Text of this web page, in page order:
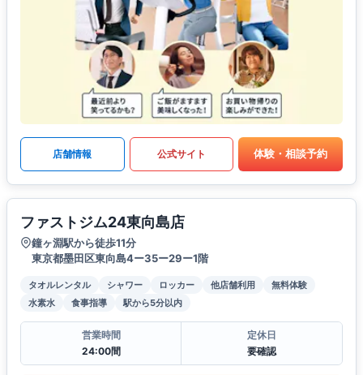
店舗情報 公式サイト 体験・相談予約
ファストジム24東向島店
鐘ヶ淵駅から徒歩11分
東京都墨田区東向島4ー35ー29ー1階
タオルレンタル シャワー ロッカー 他店舗利用
無料体験
水素水
食事指導 駅から5分以内
営業時間
24:00間
定休日
要確認